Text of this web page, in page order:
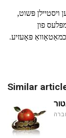
פּשוט,
פון
פּאָעזיע.
Similar